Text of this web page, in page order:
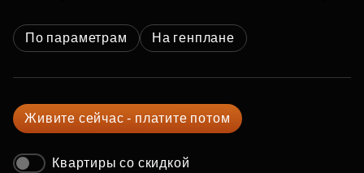
По параметрам На генплане
Живите сейчас - платите потом
Квартиры со скидкой